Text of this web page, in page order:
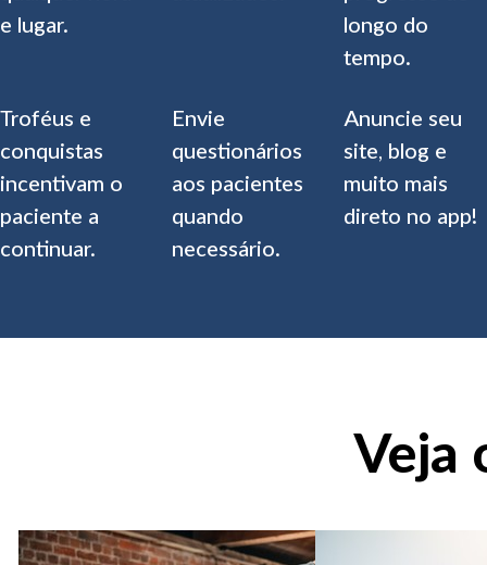
e lugar.
longo do
tempo.
Troféus e
conquistas
incentivam o
paciente a
continuar.
Envie
questionários
aos pacientes
quando
necessário.
Anuncie seu
site, blog e
muito mais
direto no app!
Veja